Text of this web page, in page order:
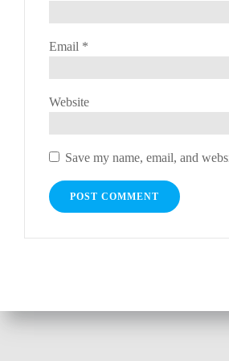
Email *
Website
Save my name, email, and